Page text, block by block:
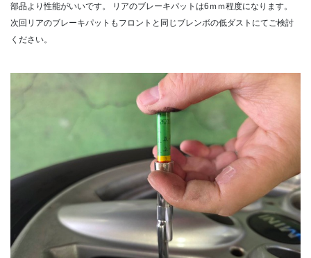
部品より性能がいいです。
リアのブレーキパットは6ｍｍ程度になります。
次回リアのブレーキパットもフロントと同じブレンボの低ダストにてご検討
ください。